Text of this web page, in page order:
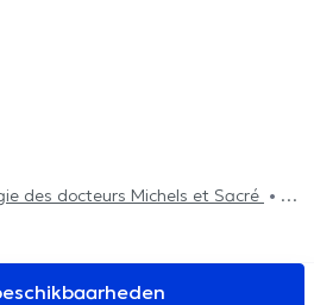
des docteurs Michels et Sacré
Centre de diététique